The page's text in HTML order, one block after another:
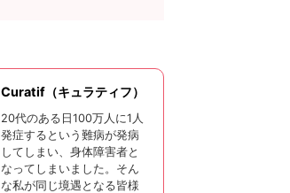
Curatif（キュラティフ）
20代のある日100万人に1人
発症するという難病が発病
してしまい、身体障害者と
なってしまいました。そん
な私が同じ境遇となる皆様